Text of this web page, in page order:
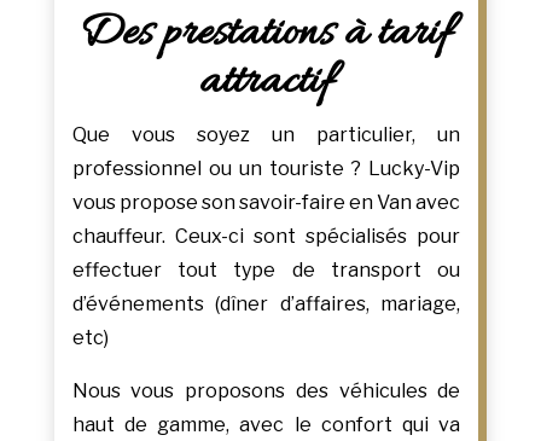
Des prestations à tarif
attractif
Que vous soyez un particulier, un
professionnel ou un touriste ? Lucky-Vip
vous propose son savoir-faire en Van avec
chauffeur. Ceux-ci sont spécialisés pour
effectuer tout type de transport ou
d’événements (dîner d’affaires, mariage,
etc)
Nous vous proposons des véhicules de
haut de gamme, avec le confort qui va